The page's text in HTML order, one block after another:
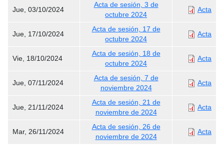
Jue, 03/10/2024
Acta de sesión, 3 de
octubre 2024
Acta
Jue, 17/10/2024
Acta de sesión, 17 de
octubre 2024
Acta
Vie, 18/10/2024
Acta de sesión, 18 de
octubre 2024
Acta
Jue, 07/11/2024
Acta de sesión, 7 de
noviembre 2024
Acta
Jue, 21/11/2024
Acta de sesión, 21 de
noviembre de 2024
Acta
Mar, 26/11/2024
Acta de sesión, 26 de
noviembre de 2024
Acta